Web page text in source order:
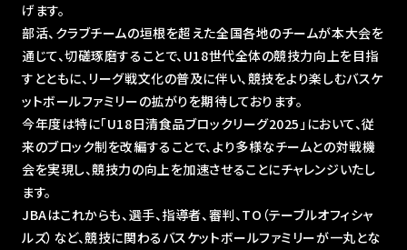
げます。
部活、クラブチームの垣根を超えた全国各地のチームが本⼤会を
通じて、切磋琢磨することで、U18世代全体の競技⼒向上を⽬指
すとともに、リーグ戦⽂化の普及に伴い、競技をより楽しむバスケ
ットボールファミリーの拡がりを期待しております。
今年度は特に「U18⽇清⾷品ブロックリーグ2025」において、従
来のブロック制を改編することで、より多様なチームとの対戦機
会を実現し、競技⼒の向上を加速させることにチャレンジいたし
ます。
JBAはこれからも、選⼿、指導者、審判、TO（テーブルオフィシャ
ルズ）など、競技に関わるバスケットボールファミリーが⼀丸とな